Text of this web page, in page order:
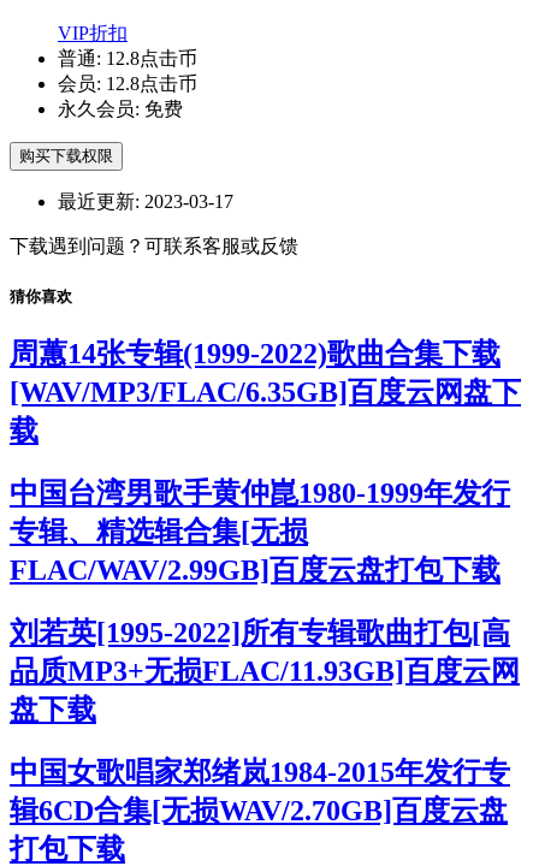
VIP折扣
普通: 12.8点击币
会员: 12.8点击币
永久会员: 免费
购买下载权限
最近更新: 2023-03-17
下载遇到问题？可联系客服或反馈
猜你喜欢
周蕙14张专辑(1999-2022)歌曲合集下载
[WAV/MP3/FLAC/6.35GB]百度云网盘下
载
中国台湾男歌手黄仲崑1980-1999年发行
专辑、精选辑合集[无损
FLAC/WAV/2.99GB]百度云盘打包下载
刘若英[1995-2022]所有专辑歌曲打包[高
品质MP3+无损FLAC/11.93GB]百度云网
盘下载
中国女歌唱家郑绪岚1984-2015年发行专
辑6CD合集[无损WAV/2.70GB]百度云盘
打包下载